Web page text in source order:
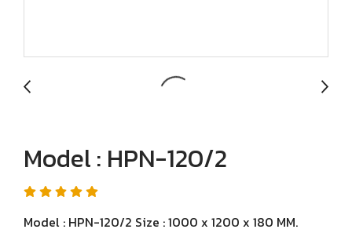
Model : HPN-120/2
Model : HPN-120/2 Size : 1000 x 1200 x 180 MM.